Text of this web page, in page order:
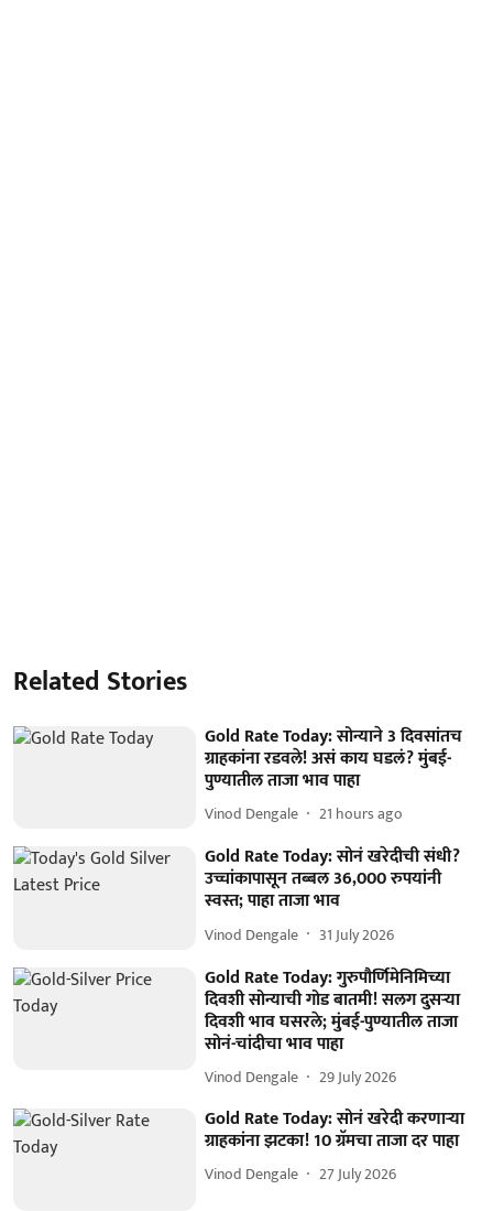
Related Stories
Gold Rate Today: सोन्याने 3 दिवसांतच
ग्राहकांना रडवले! असं काय घडलं? मुंबई-
पुण्यातील ताजा भाव पाहा
Vinod Dengale 21 hours ago
Gold Rate Today: सोनं खरेदीची संधी?
उच्चांकापासून तब्बल 36,000 रुपयांनी
स्वस्त; पाहा ताजा भाव
Vinod Dengale 31 July 2026
Gold Rate Today: गुरुपौर्णिमेनिमिच्या
दिवशी सोन्याची गोड बातमी! सलग दुसऱ्या
दिवशी भाव घसरले; मुंबई-पुण्यातील ताजा
सोनं-चांदीचा भाव पाहा
Vinod Dengale 29 July 2026
Gold Rate Today: सोनं खरेदी करणाऱ्या
ग्राहकांना झटका! 10 ग्रॅमचा ताजा दर पाहा
Vinod Dengale 27 July 2026